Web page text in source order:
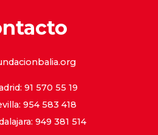
91 570 55 19
954 583 418
949 381 514